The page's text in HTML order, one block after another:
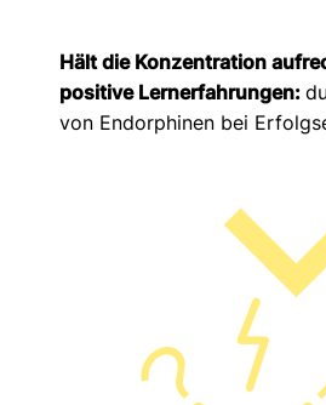
Hält die Konzentration
positive Lernerfahrungen:
von Endorphinen bei